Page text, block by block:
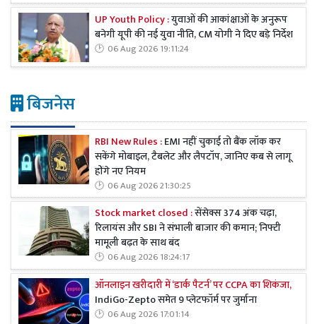
UP Youth Policy :युवाओं की आकांक्षाओं के अनुरूप
बनेगी यूपी की नई युवा नीति, CM योगी ने दिए बड़े निर्देश
06 Aug 2026 19:11:24
बिजनेस
RBI New Rules :EMI नहीं चुकाई तो बैंक लॉक कर
सकेंगे मोबाइल, टैबलेट और लैपटॉप, जानिए कब से लागू
होंगे नए नियम
06 Aug 2026 21:30:25
Stock market closed :सेंसेक्स 374 अंक चढ़ा,
रिलायंस और SBI ने संभाली बाजार की कमान; निफ्टी
मामूली बढ़त के साथ बंद
06 Aug 2026 18:24:17
ऑनलाइन खरीदारी में ‘डार्क पैटर्न’ पर CCPA का शिकंजा,
IndiGo-Zepto समेत 9 प्लेटफॉर्म पर जुर्माना
06 Aug 2026 17:01:14